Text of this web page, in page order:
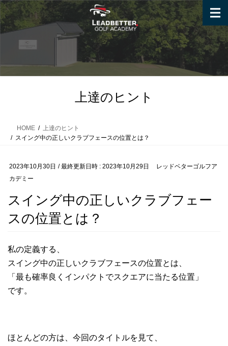
コ
ン
テ
へ
ス
ナ
ビ
ゲ
ョ
ン
上達のヒント
HOME
上達のヒント
スイング中の正しいクラブフェースの位置とは？
2023年10月30日 / 最終更新日時 : 2023年10月29日
レッドベターゴルフア
カデミー
スイング中の正しいクラブフェー
スの位置とは？
私の定義する、
スイング中の正しいクラブフェースの位置とは、
「最も確率良くインパクトでスクエアに当たる位置」
です。
ほとんどの方は、今回のタイトルを見て、